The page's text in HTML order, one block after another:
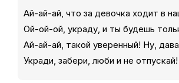
Ай-ай-ай, что за девочка ходит в
Ой-ой-ой, украду, и ты будешь
Ай-ай-ай, такой уверенный! Ну,
Укради, забери, люби и не отпускай!